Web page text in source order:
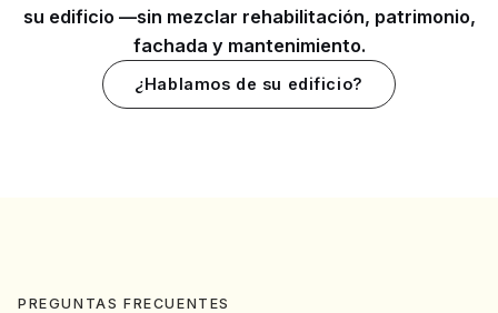
su edificio —sin mezclar rehabilitación, patrimonio,
fachada y mantenimiento.
¿Hablamos de su edificio?
PREGUNTAS FRECUENTES